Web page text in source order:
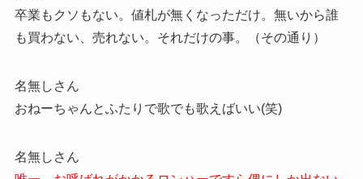
卒業もクソもない。値札が無くなっただけ。無いから誰
も買わない、売れない。それだけの事。（その通り）
名無しさん
おねーちゃんとふたりで歌でも歌えばいい(笑)
名無しさん